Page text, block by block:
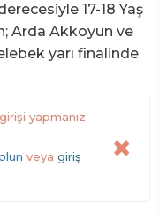
17-18 Yaş
Arda Akkoyun ve
yarı finalinde
yapmanız
veya giriş